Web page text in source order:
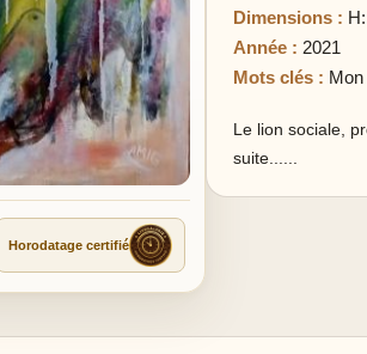
Horodatage certifié
Dimensions :
Année : 2021
Mots clés : Mon
Le lion sociale,
suite......